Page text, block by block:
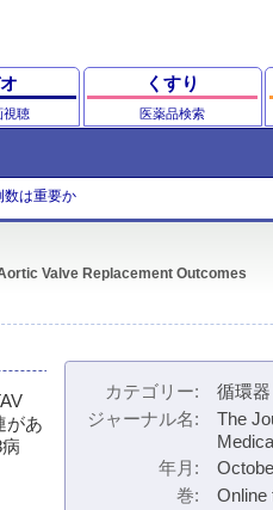
視聴
くすり
医薬品検索
数は重要か
Valve Replacement Outcomes
カテゴリー
循環器
ジャーナル名
The
年月
巻
Online
があ